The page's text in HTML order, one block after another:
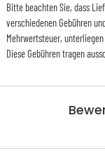
Bitte beachten Sie, dass
verschiedenen Gebühren
Mehrwertsteuer,
Diese Gebühren tragen